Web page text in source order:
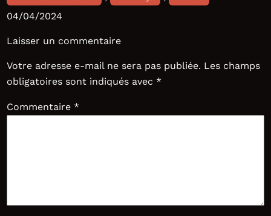
04/04/2024
Laisser un commentaire
Votre adresse e-mail ne sera pas publiée. Les champs
obligatoires sont indiqués avec *
Commentaire *